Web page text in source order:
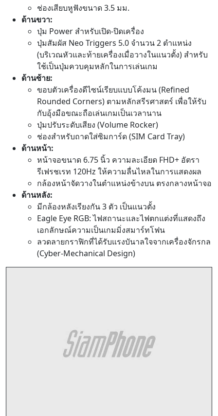
ช่องเสียบหูฟังขนาด 3.5 มม.
ด้านขวา:
ปุ่ม Power สำหรับเปิด-ปิดเครื่อง
ปุ่มสัมผัส Neo Triggers 5.0 จำนวน 2 ตำแหน่ง
(บริเวณหัวและท้ายเครื่องเมื่อวางในแนวตั้ง) สำหรับ
ใช้เป็นปุ่มควบคุมหลักในการเล่นเกม
ด้านซ้าย:
ขอบตัวเครื่องดีไซน์เรียบแบบโค้งมน (Refined
Rounded Corners) ตามหลักสรีรศาสตร์ เพื่อให้รับ
กับอุ้งมือขณะถือเล่นเกมเป็นเวลานาน
ปุ่มปรับระดับเสียง (Volume Rocker)
ช่องสำหรับถาดใส่ซิมการ์ด (SIM Card Tray)
ด้านหน้า:
หน้าจอขนาด 6.75 นิ้ว ความละเอียด FHD+ อัตรา
รีเฟรชเรท 120Hz ให้ความลื่นไหลในการแสดงผล
กล้องหน้าจัดวางในตำแหน่งข้างบน ตรงกลางหน้าจอ
ด้านหลัง:
มีกล้องหลังเรียงกัน 3 ตัว เป็นแนวตั้ง
Eagle Eye RGB: ไฟสถานะและไฟตกแต่งที่แสดงถึง
เอกลักษณ์ความเป็นเกมมิ่งสมาร์ทโฟน
ลวดลายกราฟิกที่ได้รับแรงบันาลใจจากเครื่องจักรกล
(Cyber-Mechanical Design)